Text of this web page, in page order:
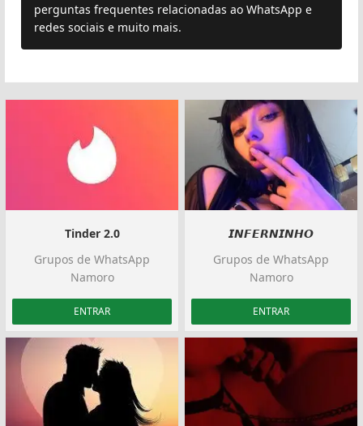
perguntas frequentes relacionadas ao WhatsApp e
redes sociais e muito mais.
Tinder 2.0
Grupos de WhatsApp
Namoro
ENTRAR
𝙄𝙉𝙁𝙀𝙍𝙉𝙄𝙉𝙃𝙊
Grupos de WhatsApp
Namoro
ENTRAR